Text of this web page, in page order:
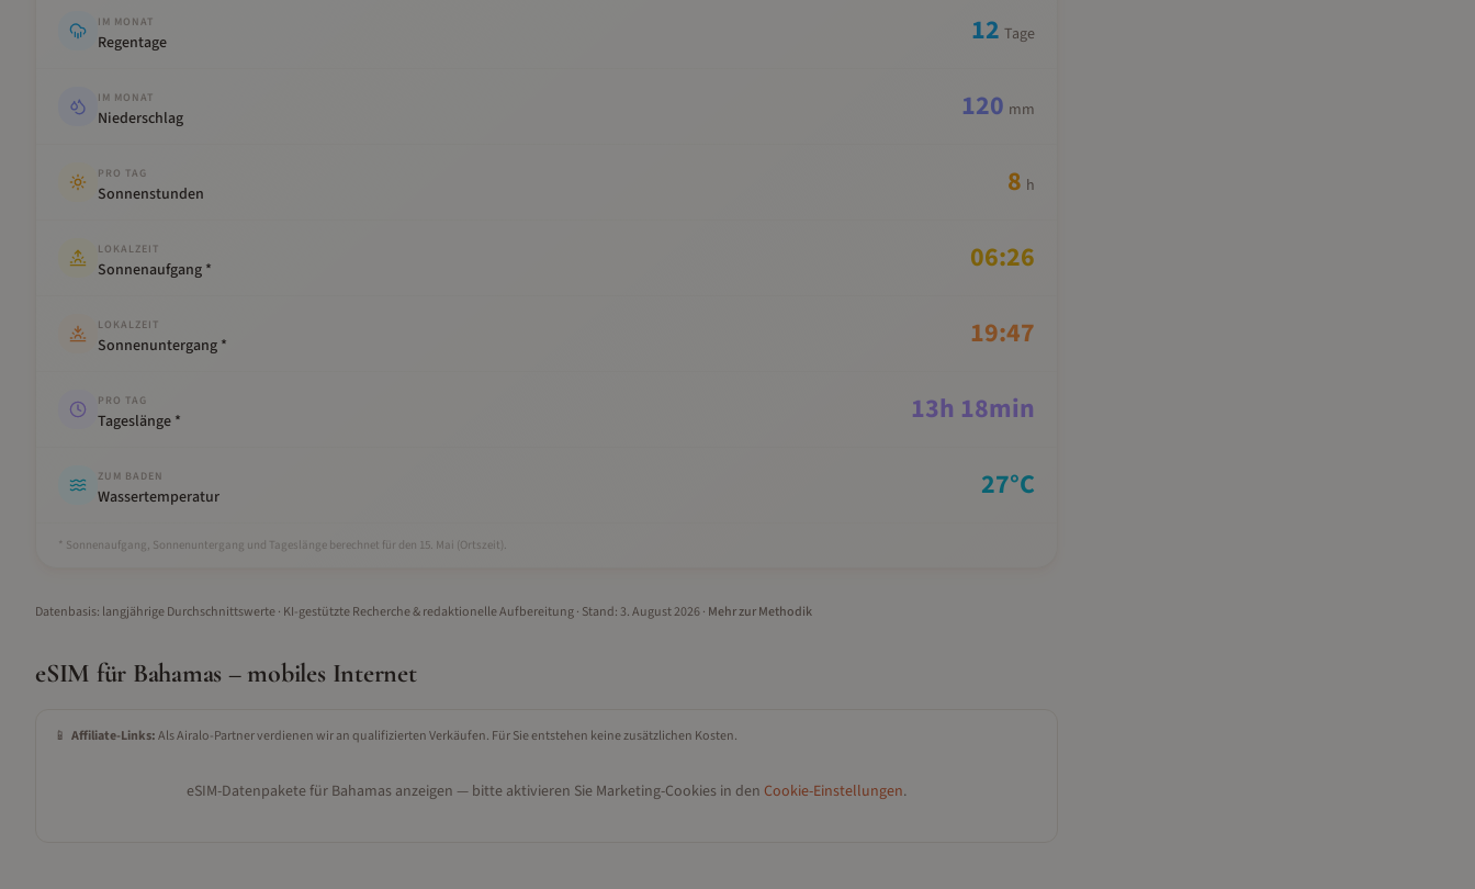
IM MONAT
Regentage 12 Tage
IM MONAT
Niederschlag 120 mm
PRO TAG
Sonnenstunden 8 h
LOKALZEIT
Sonnenaufgang * 06:26
LOKALZEIT
Sonnenuntergang * 19:47
PRO TAG
Tageslänge * 13h 18min
ZUM BADEN
Wassertemperatur 27°C
* Sonnenaufgang, Sonnenuntergang und Tageslänge berechnet für den 15. Mai (Ortszeit).
Datenbasis: langjährige Durchschnittswerte · KI-gestützte Recherche & redaktionelle Aufbereitung· Stand: 3. August 2026· Mehr zur Methodik
eSIM für Bahamas – mobiles Internet
📱 Affiliate-Links:Als Airalo-Partner verdienen wir an qualifizierten Verkäufen. Für Sie entstehen keine zusätzlichen Kosten.
eSIM-Datenpakete für Bahamas anzeigen — bitte aktivieren Sie Marketing-Cookies in den Cookie-Einstellungen.